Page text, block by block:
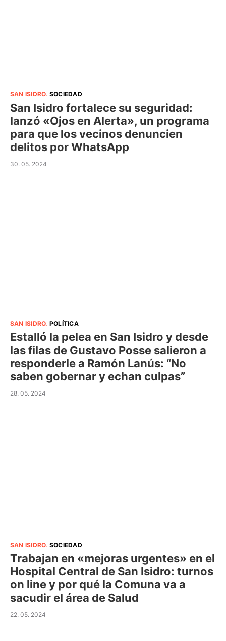
SAN ISIDRO. SOCIEDAD
San Isidro fortalece su seguridad:
lanzó «Ojos en Alerta», un programa
para que los vecinos denuncien
delitos por WhatsApp
30. 05. 2024
SAN ISIDRO. POLÍTICA
Estalló la pelea en San Isidro y desde
las filas de Gustavo Posse salieron a
responderle a Ramón Lanús: “No
saben gobernar y echan culpas”
28. 05. 2024
SAN ISIDRO. SOCIEDAD
Trabajan en «mejoras urgentes» en el
Hospital Central de San Isidro: turnos
on line y por qué la Comuna va a
sacudir el área de Salud
22. 05. 2024